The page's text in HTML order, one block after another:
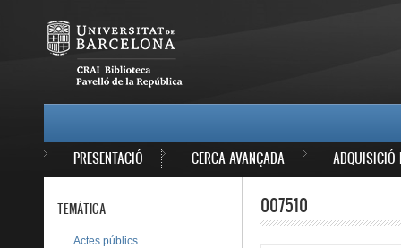
PRESENTACIÓ CERCA AVANÇADA ADQUISICIÓ
007510
TEMÀTICA
Actes públics